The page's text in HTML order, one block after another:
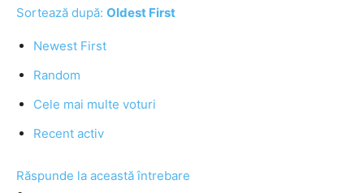
Sortează după: Oldest First
Newest First
Random
Cele mai multe voturi
Recent activ
Răspunde la această întrebare